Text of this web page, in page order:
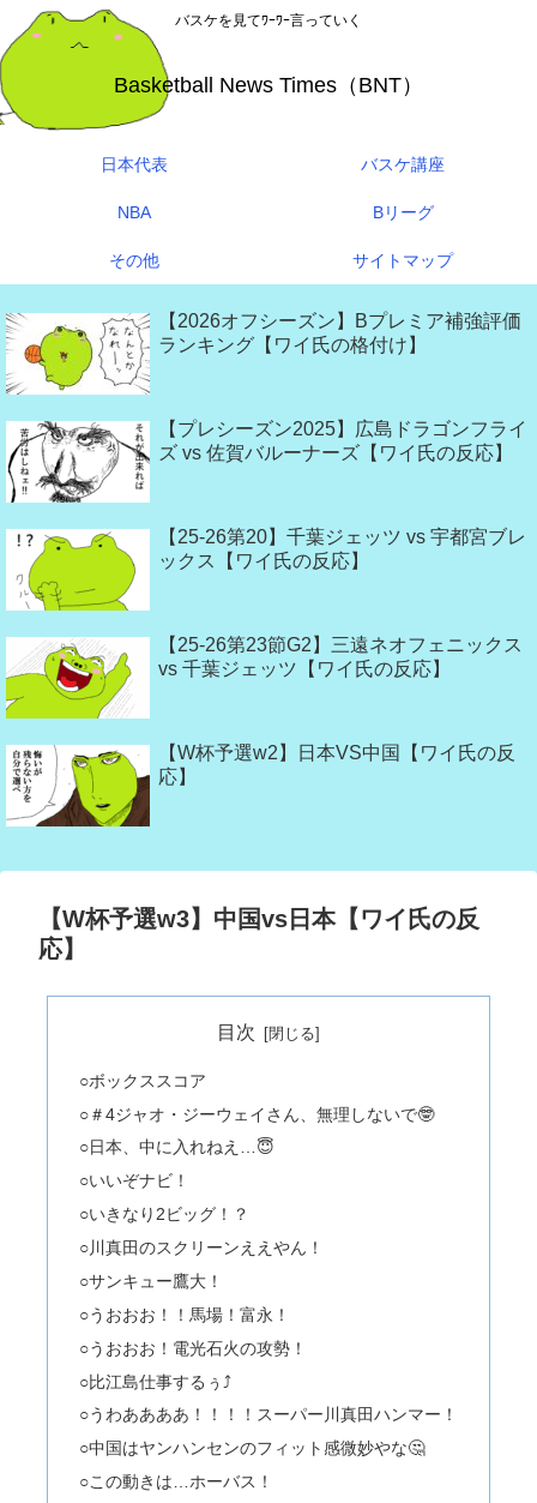
バスケを見てﾜｰﾜｰ言っていく
Basketball News Times（BNT）
日本代表 バスケ講座
NBA Bリーグ
その他 サイトマップ
【2026オフシーズン】Bプレミア補強評価
ランキング【ワイ氏の格付け】
【プレシーズン2025】広島ドラゴンフライ
ズ vs 佐賀バルーナーズ【ワイ氏の反応】
【25-26第20】千葉ジェッツ vs 宇都宮ブレ
ックス【ワイ氏の反応】
【25-26第23節G2】三遠ネオフェニックス
vs 千葉ジェッツ【ワイ氏の反応】
【W杯予選w2】日本VS中国【ワイ氏の反
応】
【W杯予選w3】中国vs日本【ワイ氏の反
応】
目次
○ボックススコア
○＃4ジャオ・ジーウェイさん、無理しないで🤓
○日本、中に入れねえ…😇
○いいぞナビ！
○いきなり2ビッグ！？
○川真田のスクリーンええやん！
○サンキュー鷹大！
○うおおお！！馬場！富永！
○うおおお！電光石火の攻勢！
○比江島仕事するぅ⤴
○うわああああ！！！！スーパー川真田ハンマー！
○中国はヤンハンセンのフィット感微妙やな🤔
○この動きは…ホーバス！